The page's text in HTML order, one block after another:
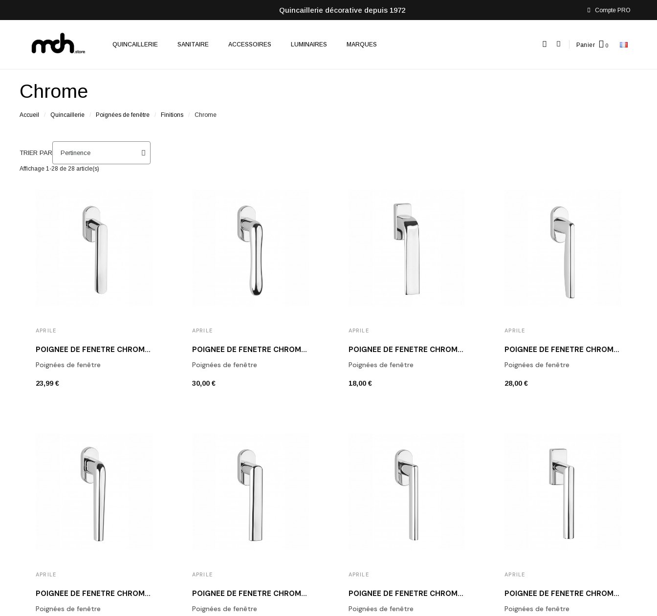
Quincaillerie décorative depuis 1972 Compte PRO
QUINCAILLERIE SANITAIRE ACCESSOIRES LUMINAIRES MARQUES Panier
Chrome
Accueil Quincaillerie Poignées de fenêtre Finitions Chrome
TRIER PAR
Affichage 1-28 de 28 article(s)
APRILE
POIGNÉE DE FENÊTRE CHROME POLI APRILE FRAGOLA
Poignées de fenêtre
23,99 €
APRILE
POIGNÉE DE FENÊTRE CHROME POLI APRILE CYNIA
Poignées de fenêtre
30,00 €
APRILE
POIGNÉE DE FENÊTRE CHROME POLI APRILE JENA
Poignées de fenêtre
18,00 €
APRILE
POIGNÉE DE FENÊTRE CHROME POLI APRILE LUNA
Poignées de fenêtre
28,00 €
APRILE
POIGNÉE DE FENÊTRE CHROME POLI APRILE FUNKIA
Poignées de fenêtre
APRILE
POIGNÉE DE FENÊTRE CHROME POLI APRILE SILENA
Poignées de fenêtre
APRILE
POIGNÉE DE FENÊTRE CHROME POLI APRILE KALMIA
Poignées de fenêtre
APRILE
POIGNÉE DE FENÊTRE CHROME POLI APRILE ARABIS
Poignées de fenêtre